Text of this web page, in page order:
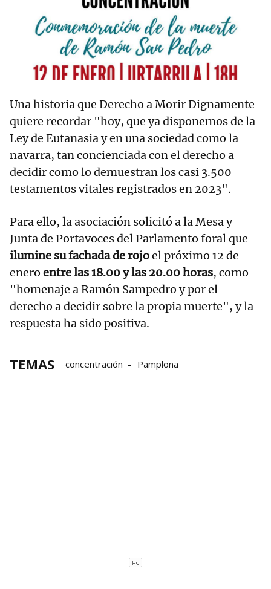
Una historia que Derecho a Morir Dignamente
quiere recordar "hoy, que ya disponemos de la
Ley de Eutanasia y en una sociedad como la
navarra, tan concienciada con el derecho a
decidir como lo demuestran los casi 3.500
testamentos vitales registrados en 2023".
Para ello, la asociación solicitó a la Mesa y
Junta de Portavoces del Parlamento foral que
ilumine su fachada de rojoel próximo 12 de
enero entre las 18.00 y las 20.00 horas, como
"homenaje a Ramón Sampedro y por el
derecho a decidir sobre la propia muerte", y la
respuesta ha sido positiva.
TEMAS concentración Pamplona